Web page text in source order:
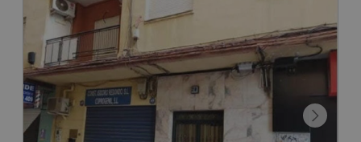
CESIÓN DE REMATE